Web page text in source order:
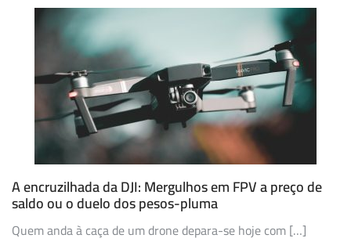
A encruzilhada da DJI: Mergulhos em FPV a preço de
saldo ou o duelo dos pesos-pluma
Quem anda à caça de um drone depara-se hoje com […]